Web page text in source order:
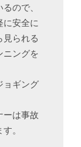
ので、
に安全に
見られる
ニングを
ョギング
ーは事故
。